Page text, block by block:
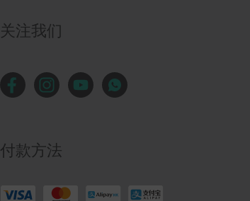
关注我们
付款方法